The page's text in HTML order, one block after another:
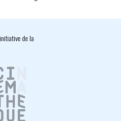
de la